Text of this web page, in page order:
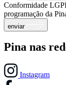
Conformidade
programação da
enviar
Pina nas
Instagram